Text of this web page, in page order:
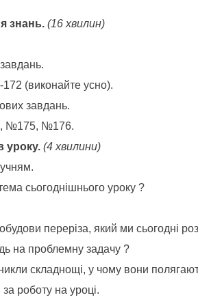
знань. (16 хвилин)
(виконайте усно).
завдань.
№175, №176.
уроку. (4 хвилини)
сьогоднішнього уроку ?
переріза, який ми сьогодні
на проблемну задачу ?
складнощі, у чому вони
роботу на уроці.